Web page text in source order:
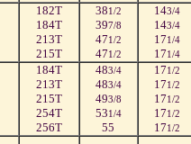
182T
184T
213T
215T
381/2
397/8
471/2
471/2
143/4
143/4
171/4
171/4
184T
213T
215T
254T
256T
483/4
483/4
493/8
531/4
55
171/2
171/2
171/2
171/2
171/2